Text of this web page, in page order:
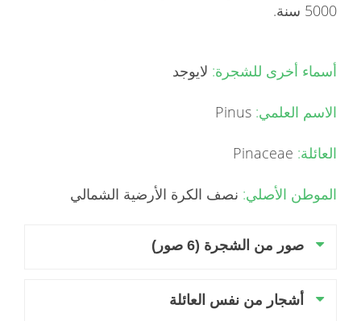
5000 سنة.
أسماء أخرى للشجرة: لايوجد
الاسم العلمي:
العائلة:
الموطن الأصلي: نصف الكرة الأرضية الشمالي
صور من الشجرة (6 صور)
أشجار من نفس العائلة